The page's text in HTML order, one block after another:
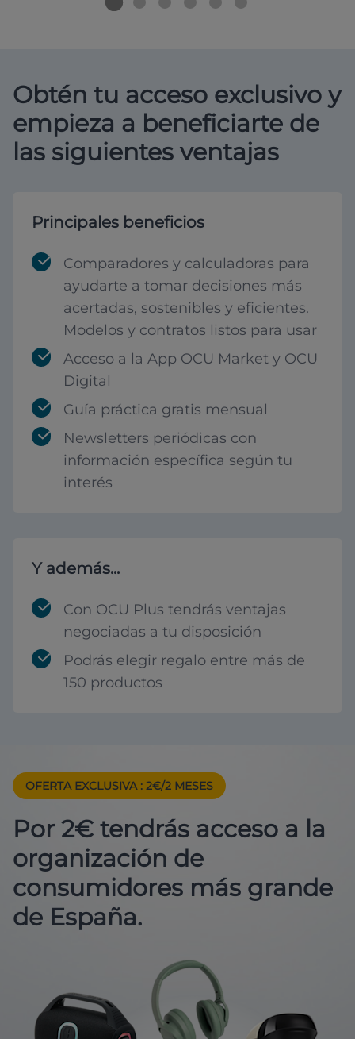
Obtén tu acceso exclusivo y
empieza a beneficiarte de
las siguientes ventajas
Principales beneficios
Comparadores y calculadoras para
ayudarte a tomar decisiones más
acertadas, sostenibles y eficientes.
Modelos y contratos listos para usar
Acceso a la App OCU Market y OCU
Digital
Guía práctica gratis mensual
Newsletters periódicas con
información específica según tu
interés
Y además...
Con OCU Plus tendrás ventajas
negociadas a tu disposición
Podrás elegir regalo entre más de
150 productos
OFERTA EXCLUSIVA : 2€/2 MESES
Por 2€ tendrás acceso a la
organización de
consumidores más grande
de España.